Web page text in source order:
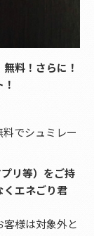
料！さらに！
でシュミレー
リ等）をご持
くエネごり君
様は対象外と